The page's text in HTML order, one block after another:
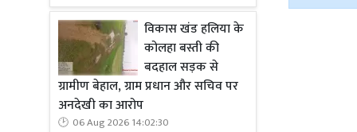
विकास खंड हलिया के
कोलहा बस्ती की
बदहाल सड़क से
ग्रामीण बेहाल, ग्राम प्रधान और सचिव पर
अनदेखी का आरोप
06 Aug 2026 14:02:30